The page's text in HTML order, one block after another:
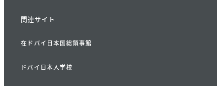
関連サイト
在ドバイ日本国総領事館
ドバイ日本人学校